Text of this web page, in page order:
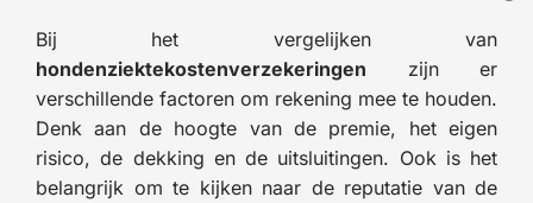
Bij het vergelijken van
hondenziektekostenverzekeringen zijn er
verschillende factoren om rekening mee te houden.
Denk aan de hoogte van de premie, het eigen
risico, de dekking en de uitsluitingen. Ook is het
belangrijk om te kijken naar de reputatie van de